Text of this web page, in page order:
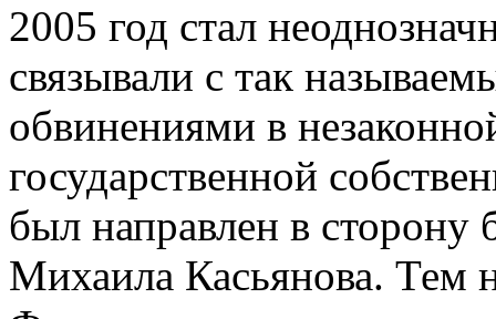
2005 год стал
связывали с так
обвинениями в
государственной
был направлен в
Михаила Касьянова. Тем